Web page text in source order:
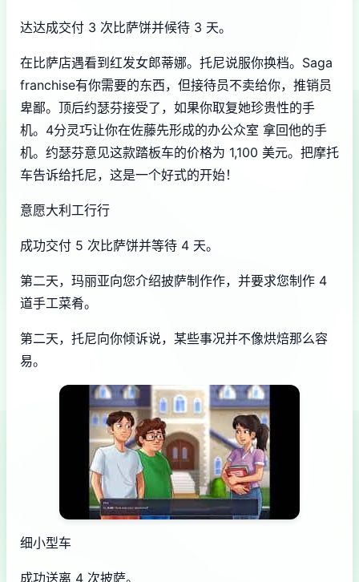
达达成交付 3 次比萨饼并候待 3 天。
在比萨店遇看到红发女郎蒂娜。托尼说服你换档。Saga
franchise有你需要的东西，但接待员不卖给你，推销员
卑鄙。顶后约瑟芬接受了，如果你取复她珍贵性的手
机。4分灵巧让你在佐藤先形成的办公众室 拿回他的手
机。约瑟芬意见这款踏板车的价格为 1,100 美元。把摩托
车告诉给托尼，这是一个好式的开始！
意愿大利工行行
成功交付 5 次比萨饼并等待 4 天。
第二天，玛丽亚向您介绍披萨制作作，并要求您制作 4
道手工菜肴。
第二天，托尼向你倾诉说，某些事况并不像烘焙那么容
易。
细小型车
成功送离 4 次披萨。